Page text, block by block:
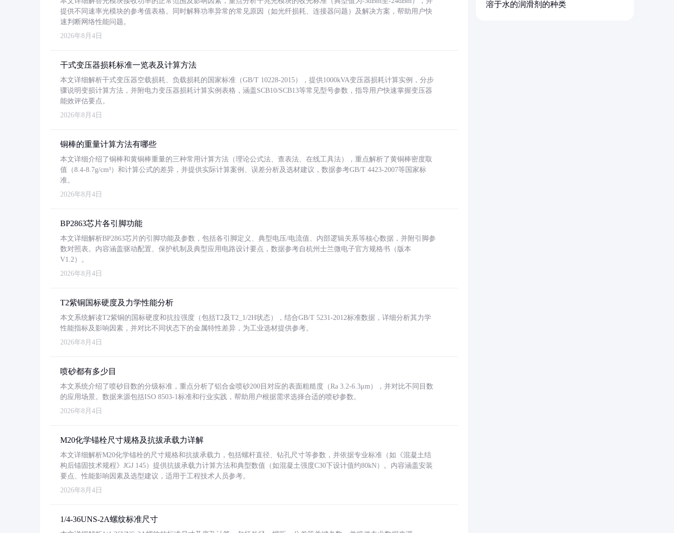
提供不同速率光模块的参考值表格。同时解释功率异常的常见原因（如光纤损耗、连接器问题）及解决方案，帮助用户快
速判断网络性能问题。
2026年8月4日
干式变压器损耗标准一览表及计算方法
本文详细解析干式变压器空载损耗、负载损耗的国家标准（GB/T 10228-2015），提供1000kVA变压器损耗计算实例，分步
骤说明变损计算方法，并附电力变压器损耗计算实例表格，涵盖SCB10/SCB13等常见型号参数，指导用户快速掌握变压器
能效评估要点。
2026年8月4日
铜棒的重量计算方法有哪些
本文详细介绍了铜棒和黄铜棒重量的三种常用计算方法（理论公式法、查表法、在线工具法），重点解析了黄铜棒密度取
值（8.4-8.7g/cm³）和计算公式的差异，并提供实际计算案例、误差分析及选材建议，数据参考GB/T 4423-2007等国家标
准。
2026年8月4日
BP2863芯片各引脚功能
本文详细解析BP2863芯片的引脚功能及参数，包括各引脚定义、典型电压/电流值、内部逻辑关系等核心数据，并附引脚参
数对照表。内容涵盖驱动配置、保护机制及典型应用电路设计要点，数据参考自杭州士兰微电子官方规格书（版本
V1.2）。
2026年8月4日
T2紫铜国标硬度及力学性能分析
本文系统解读T2紫铜的国标硬度和抗拉强度（包括T2及T2_1/2H状态），结合GB/T 5231-2012标准数据，详细分析其力学
性能指标及影响因素，并对比不同状态下的金属特性差异，为工业选材提供参考。
2026年8月4日
喷砂都有多少目
本文系统介绍了喷砂目数的分级标准，重点分析了铝合金喷砂200目对应的表面粗糙度（Ra 3.2-6.3μm），并对比不同目数
的应用场景。数据来源包括ISO 8503-1标准和行业实践，帮助用户根据需求选择合适的喷砂参数。
2026年8月4日
M20化学锚栓尺寸规格及抗拔承载力详解
本文详细解析M20化学锚栓的尺寸规格和抗拔承载力，包括螺杆直径、钻孔尺寸等参数，并依据专业标准（如《混凝土结
构后锚固技术规程》JGJ 145）提供抗拔承载力计算方法和典型数值（如混凝土强度C30下设计值约80kN）。内容涵盖安装
要点、性能影响因素及选型建议，适用于工程技术人员参考。
2026年8月4日
1/4-36UNS-2A螺纹标准尺寸
溶于水的润滑剂的种类